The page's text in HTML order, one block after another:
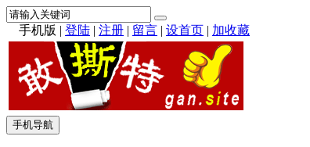
手机版 | 登陆 | 注册 | 留言 | 设首页 | 加收藏
手机导航